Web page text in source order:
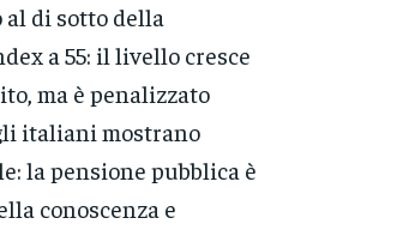
di sotto della
a 55: il livello cresce
ma è penalizzato
italiani mostrano
la pensione pubblica è
conoscenza e